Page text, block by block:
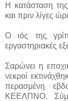
Η κατάσταση
και πριν λίγες
Ο ιός της
εργαστηριακές
Σαρώνει η
νεκροί
περασμένη
ΚΕΕΛΠΝΟ.